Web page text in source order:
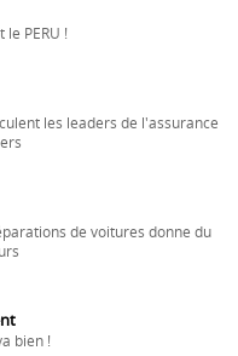
PERU !
les leaders de l'assurance
de voitures donne du
bien !